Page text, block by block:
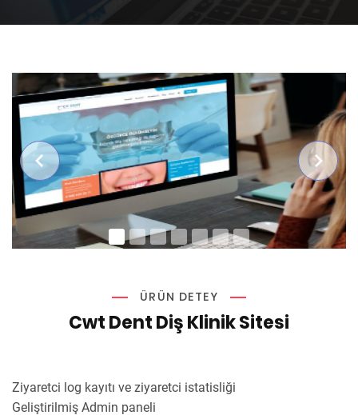
ÜRÜN DETEY
Cwt Dent Diş Klinik Sitesi
Ziyaretci log kayıtı ve ziyaretci istatisliği
Geliştirilmiş Admin paneli